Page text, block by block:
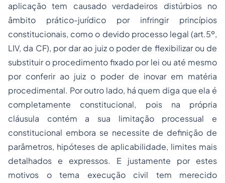
aplicação tem causado verdadeiros distúrbios no
âmbito prático-jurídico por infringir princípios
constitucionais, como o devido processo legal (art.5º,
LIV, da CF), por dar ao juiz o poder de flexibilizar ou de
substituir o procedimento fixado por lei ou até mesmo
por conferir ao juiz o poder de inovar em matéria
procedimental. Por outro lado, há quem diga que ela é
completamente constitucional, pois na própria
cláusula contém a sua limitação processual e
constitucional embora se necessite de definição de
parâmetros, hipóteses de aplicabilidade, limites mais
detalhados e expressos. E justamente por estes
motivos o tema execução civil tem merecido